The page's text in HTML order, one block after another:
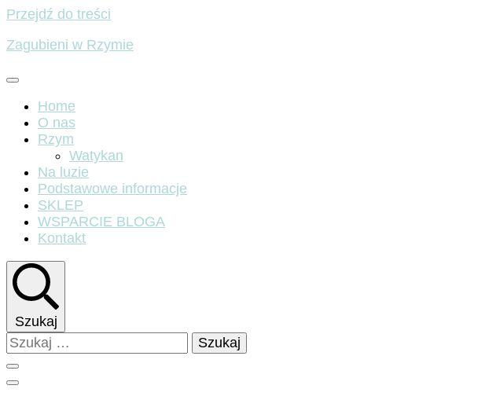
Przejdź do treści
Zagubieni w Rzymie
Home
O nas
Rzym
Watykan
Na luzie
Podstawowe informacje
SKLEP
WSPARCIE BLOGA
Kontakt
Szukaj
Szukaj: